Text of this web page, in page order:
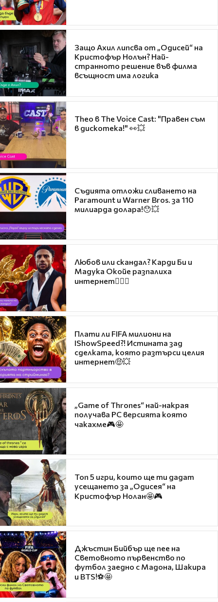
Защо Ахил липсва от „Одисей“ на
Кристофър Нолън? Най-
странното решение във филма
всъщност има логика
Theo в The Voice Cast: "Правен съм
в дискотека!" 👀💥
Съдията отложи сливането на
Paramount и Warner Bros. за 110
милиарда долара!😯💥
Любов или скандал? Карди Би и
Мадука Окойе разпалиха
интернет❤️‍🔥🔥
Плати ли FIFA милиони на
IShowSpeed?! Истината зад
сделката, която разтърси целия
интернет🤑💥
„Game of Thrones“ най-накрая
получава PC версията която
чакахме🎮🤩
Топ 5 игри, които ще ти дадат
усещането за „Одисея“ на
Кристофър Нолан🤩🎮
Джъстин Бийбър ще пее на
Световното първенство по
футбол заедно с Мадона, Шакира
и BTS!⚽🤩